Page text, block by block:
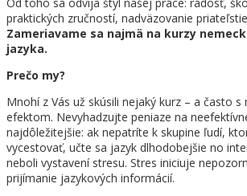
praktických zručností, nadväzovanie
Zameriavame sa najmä na kurzy
jazyka.
Prečo my?
Mnohí z Vás už skúsili nejaký kurz – a často s
efektom. Nevyhadzujte peniaze na
najdôležitejšie: ak nepatríte k skupine ľudí,
vycestovať, učte sa jazyk dlhodobejšie no
neboli vystavení stresu. Stres iniciuje
prijímanie jazykových informácií.